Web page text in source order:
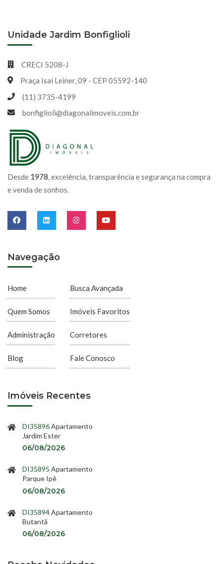
Desde 1978, excelência, transparência e segurança na compra
e venda de sonhos.
Navegação
Home
Quem Somos
Administração
Blog
Busca Avançada
Imóveis Favoritos
Corretores
Fale Conosco
Imóveis Recentes
DI35896Apartamento
Jardim Ester
06/08/2026
DI35895 Apartamento
Parque Ipê
06/08/2026
DI35894Apartamento
Butantã
06/08/2026
Unidade Jardim Bonfiglioli
CRECI 5208-J
Praça Isai Leiner, 09 - CEP 05592-140
(11) 3735-4199
bonfiglioli@diagonalimoveis.com.br